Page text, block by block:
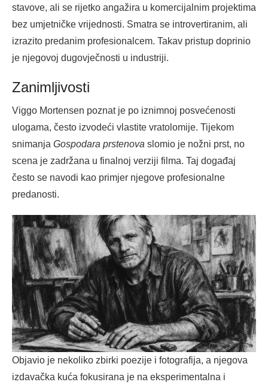
stavove, ali se rijetko angažira u komercijalnim projektima
bez umjetničke vrijednosti. Smatra se introvertiranim, ali
izrazito predanim profesionalcem. Takav pristup doprinio
je njegovoj dugovječnosti u industriji.
Zanimljivosti
Viggo Mortensen poznat je po iznimnoj posvećenosti
ulogama, često izvodeći vlastite vratolomije. Tijekom
snimanja Gospodara prstenova slomio je nožni prst, no
scena je zadržana u finalnoj verziji filma. Taj događaj
često se navodi kao primjer njegove profesionalne
predanosti.
Objavio je nekoliko zbirki poezije i fotografija, a njegova
izdavačka kuća fokusirana je na eksperimentalna i